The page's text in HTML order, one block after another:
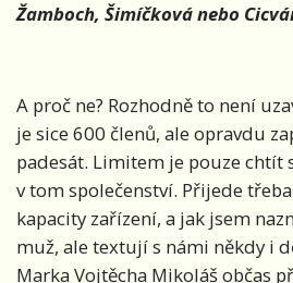
Žamboch, Šimíčková nebo
A proč ne? Rozhodně to není
je sice 600 členů, ale opravdu
padesát. Limitem je pouze chtít
v tom společenství. Přijede
kapacity zařízení, a jak jsem
muž, ale textují s námi někdy i
Marka Vojtěcha Mikoláš občas